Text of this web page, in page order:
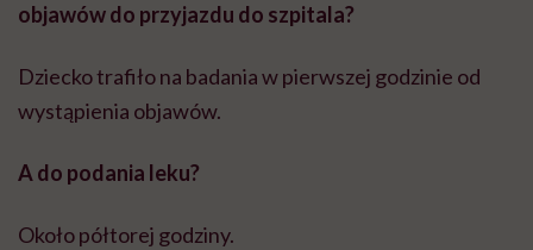
objawów do przyjazdu do szpitala?
Dziecko trafiło na badania w pierwszej godzinie od
wystąpienia objawów.
A do podania leku?
Około półtorej godziny.